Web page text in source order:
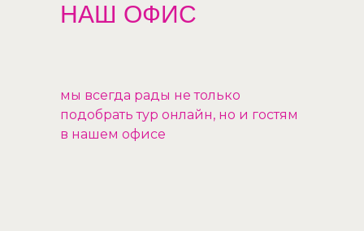
НАШ ОФИС
мы всегда рады не только
подобрать тур онлайн, но и гостям
в нашем офисе